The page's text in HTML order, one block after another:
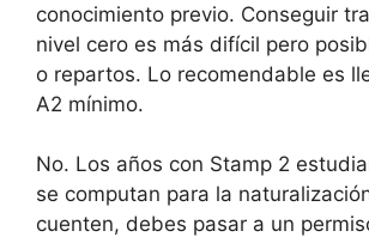
conocimiento previo. Conseguir
nivel cero es más difícil pero
o repartos. Lo recomendable es
A2 mínimo.
No. Los años con Stamp 2
se computan para la
cuenten, debes pasar a un